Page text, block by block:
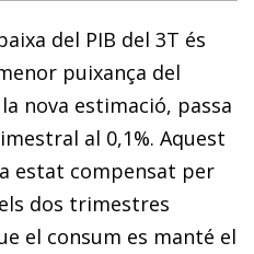
del PIB del 3T és
puixança del
nova estimació, passa
al 0,1%. Aquest
estat compensat per
dos trimestres
el consum es manté el